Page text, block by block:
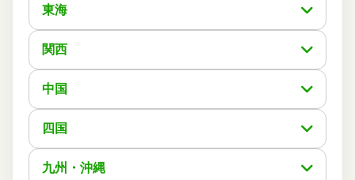
応等の雰囲気や話し方がめっちゃ良くて、スグ即決し手続
きを開始してもらう中、とてもわかりやすく説明と共に連
絡は随時、不安を抱く事なく、手続きをして頂いてるのに
とても感謝しております。
また、知人にも紹介をさせて頂こうとも思っております。
実際に依頼した感想
は答えていただける、またこれが私達素人からしたら本当
に安心出来、今後、私の周りにも是非是非紹介をしたいぐ
らいです！
中国
関西
東海
四国
九州・沖縄